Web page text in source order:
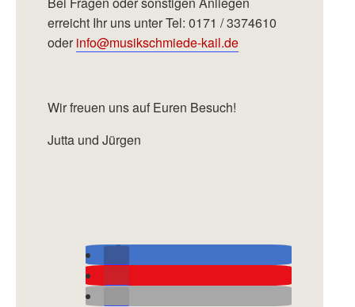
erreicht Ihr uns unter Tel: 0171 / 3374610
oder info@musikschmiede-kail.de
Wir freuen uns auf Euren Besuch!
Jutta und Jürgen